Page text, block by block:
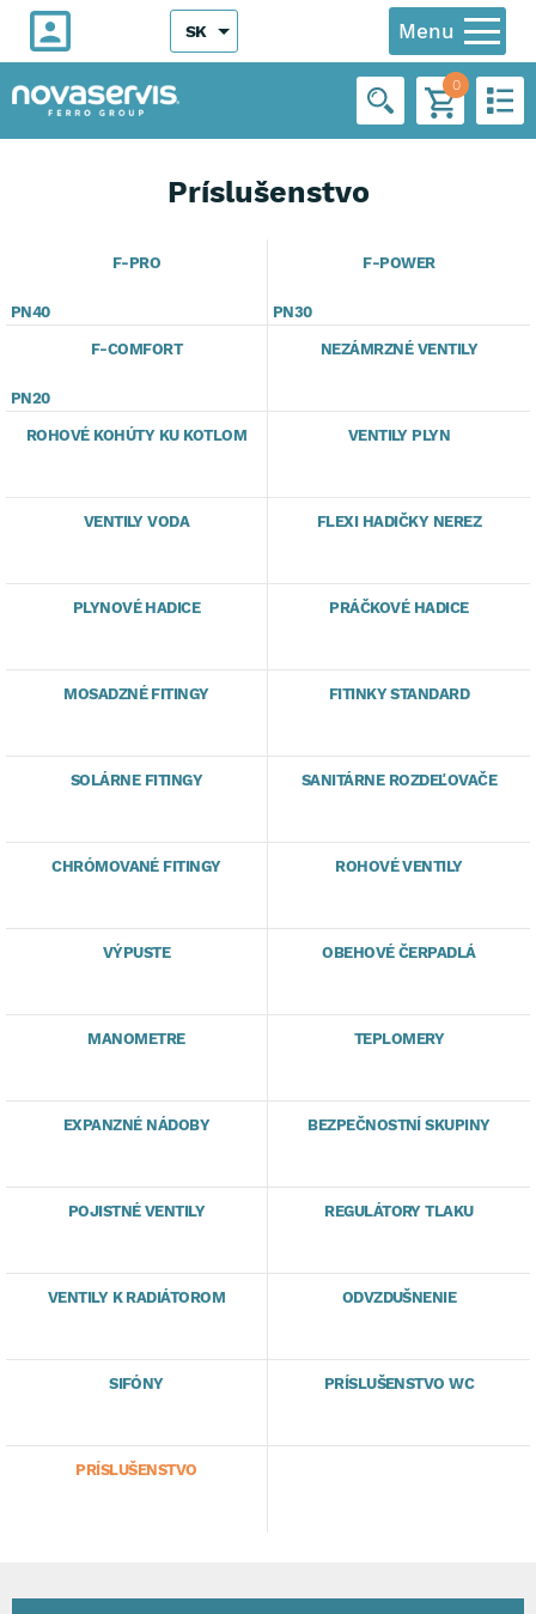
Menu
SK
0
Príslušenstvo
F-PRO
PN40
F-POWER
PN30
F-COMFORT
PN20
NEZÁMRZNÉ VENTILY
ROHOVÉ KOHÚTY KU KOTLOM VENTILY PLYN
VENTILY VODA FLEXI HADIČKY NEREZ
PLYNOVÉ HADICE PRÁČKOVÉ HADICE
MOSADZNÉ FITINGY FITINKY STANDARD
SOLÁRNE FITINGY SANITÁRNE ROZDEĽOVAČE
CHRÓMOVANÉ FITINGY ROHOVÉ VENTILY
VÝPUSTE OBEHOVÉ ČERPADLÁ
MANOMETRE TEPLOMERY
EXPANZNÉ NÁDOBY BEZPEČNOSTNÍ SKUPINY
POJISTNÉ VENTILY REGULÁTORY TLAKU
VENTILY K RADIÁTOROM ODVZDUŠNENIE
SIFÓNY PRÍSLUŠENSTVO WC
PRÍSLUŠENSTVO